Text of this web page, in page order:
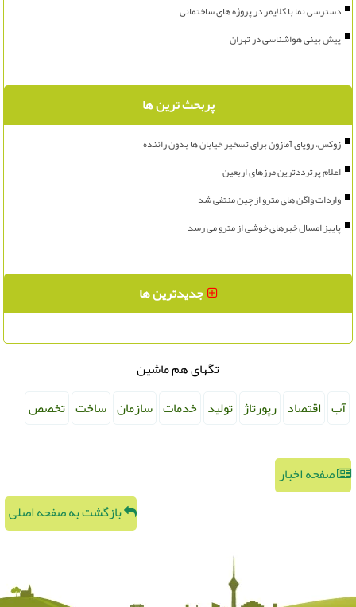
دسترسی نما با کلایمر در پروژه های ساختمانی
پیش بینی هواشناسی در تهران
پربحث ترین ها
زوکس، رویای آمازون برای تسخیر خیابان ها بدون راننده
اعلام پرترددترین مرزهای اربعین
واردات واگن های مترو از چین منتفی شد
پاییز امسال خبرهای خوشی از مترو می رسد
جدیدترین ها
تگهای هم ماشین
آب
اقتصاد رپورتاژ تولید خدمات سازمان ساخت تخصص
صفحه اخبار
بازگشت به صفحه اصلی